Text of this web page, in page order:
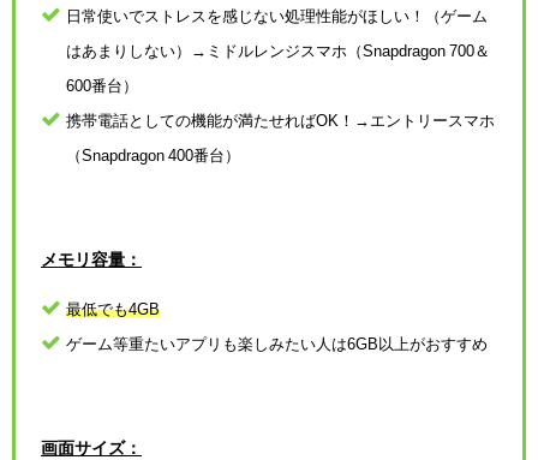
日常使いでストレスを感じない処理性能がほしい！（ゲーム
はあまりしない）→ミドルレンジスマホ（Snapdragon 700＆
600番台）
携帯電話としての機能が満たせればOK！→エントリースマホ
（Snapdragon 400番台）
メモリ容量：
最低でも4GB
ゲーム等重たいアプリも楽しみたい人は6GB以上がおすすめ
画面サイズ：